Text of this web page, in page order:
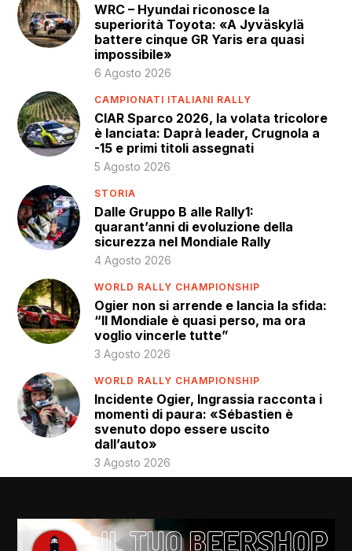
WRC – Hyundai riconosce la
superiorità Toyota: «A Jyväskylä
battere cinque GR Yaris era quasi
impossibile»
6 Agosto 2026
CAMPIONATI ITALIANI RALLY
CIAR Sparco 2026, la volata tricolore
è lanciata: Daprà leader, Crugnola a
-15 e primi titoli assegnati
5 Agosto 2026
STORIA
Dalle Gruppo B alle Rally1:
quarant’anni di evoluzione della
sicurezza nel Mondiale Rally
4 Agosto 2026
WORLD RALLY CHAMPIONSHIP
Ogier non si arrende e lancia la sfida:
“Il Mondiale è quasi perso, ma ora
voglio vincerle tutte”
3 Agosto 2026
WORLD RALLY CHAMPIONSHIP
Incidente Ogier, Ingrassia racconta i
momenti di paura: «Sébastien è
svenuto dopo essere uscito
dall’auto»
3 Agosto 2026